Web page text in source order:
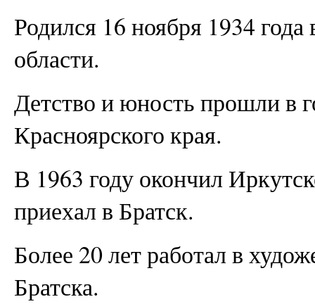
Родился 16 ноября 1934
области.
Детство и юность прошли в
Красноярского края.
В 1963 году окончил
приехал в Братск.
Более 20 лет работал в
Братска.